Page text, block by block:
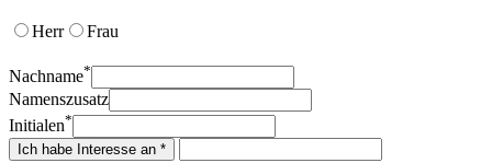
Herr Frau
Nachname*
Namenszusatz
Initialen*
Ich habe Interesse an *